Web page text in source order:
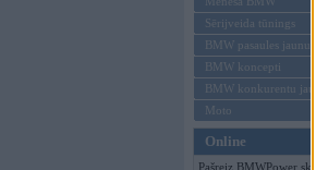
Sērijveida tūnings
BMW pasaules jaunumi
BMW koncepti
BMW konkurentu
Moto
Online
Pašreiz BMWPower